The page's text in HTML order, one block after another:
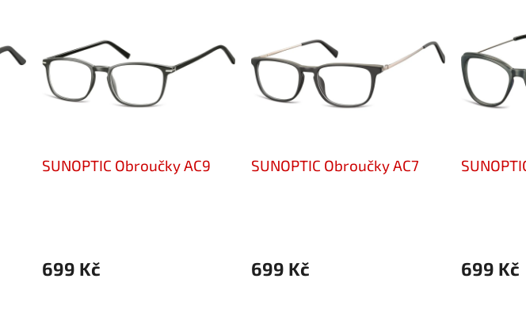
SUNOPTIC Obroučky AC9
699 Kč
SUNOPTIC Obroučky AC7
699 Kč 699 Kč